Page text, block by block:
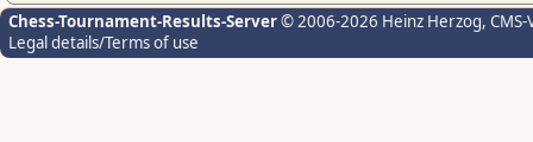
Chess-Tournament-Results-Server© 2006-2026 Heinz Herzog,
Legal details/Terms of use